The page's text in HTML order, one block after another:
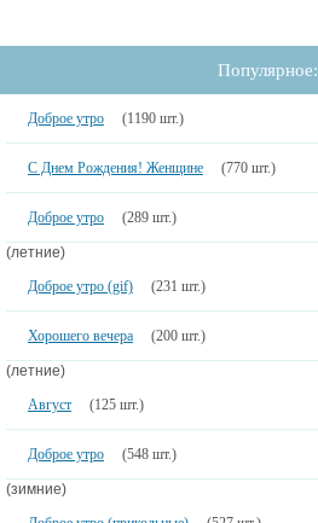
Популярное:
Доброе утро (1190 шт.)
С Днем Рождения! Женщине (770 шт.)
Доброе утро (289 шт.)
(летние)
Доброе утро (gif)
(231 шт.)
Хорошего вечера (200 шт.)
(летние)
Август
(125 шт.)
Доброе утро (548 шт.)
(зимние)